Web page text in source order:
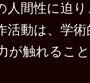
人間性に迫
活動は、学
が触れるこ